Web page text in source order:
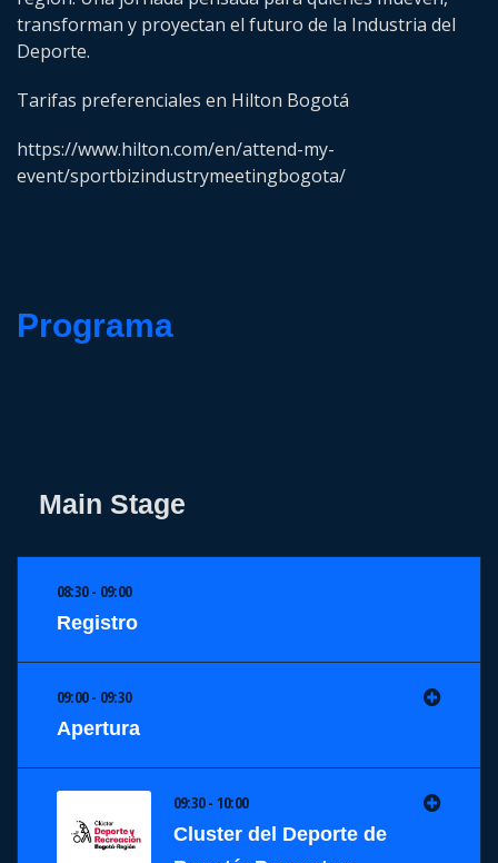
transforman y proyectan el futuro de la Industria del
Deporte.
Tarifas preferenciales en Hilton Bogotá
https://www.hilton.com/en/attend-my-
event/sportbizindustrymeetingbogota/
Programa
Main Stage
08:30 - 09:00
Registro
09:00 - 09:30
Apertura
09:30 - 10:00
Cluster del Deporte de